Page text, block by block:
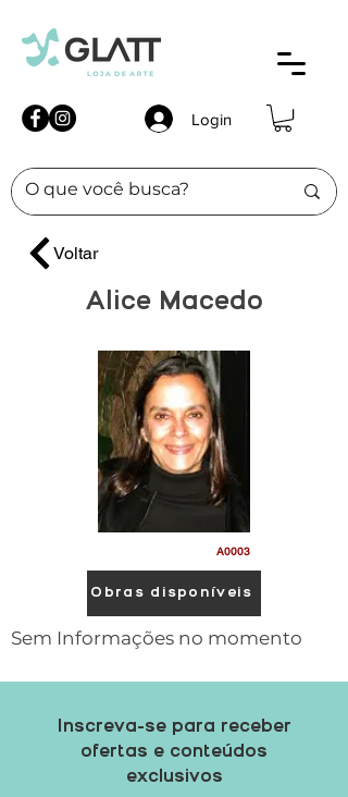
Login
Voltar
Alice Macedo
A0003
Obras disponíveis
Sem Informações no momento
Inscreva-se para receber
ofertas e conteúdos
exclusivos